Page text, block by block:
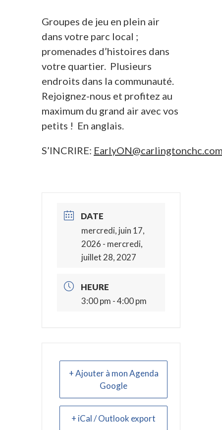
Groupes de jeu en plein air
dans votre parc local ;
promenades d’histoires dans
votre quartier. Plusieurs
endroits dans la communauté.
Rejoignez-nous et profitez au
maximum du grand air avec vos
petits ! En anglais.
S’INCRIRE:
DATE
mercredi, juin 17,
2026 - mercredi,
juillet 28, 2027
HEURE
3:00 pm - 4:00 pm
+ Ajouter à mon Agenda
Google
+ iCal / Outlook export